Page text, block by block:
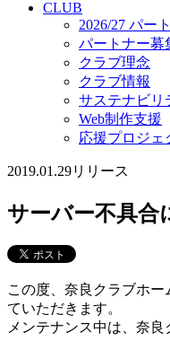
CLUB
2026/27 パー
パートナー募
クラブ理念
クラブ情報
サステナビリ
Web制作支援
応援プロジェ
2019.01.29リリース
サーバー不具合
この度、奈良クラブホ
ていただきます。
メンテナンス中は、奈